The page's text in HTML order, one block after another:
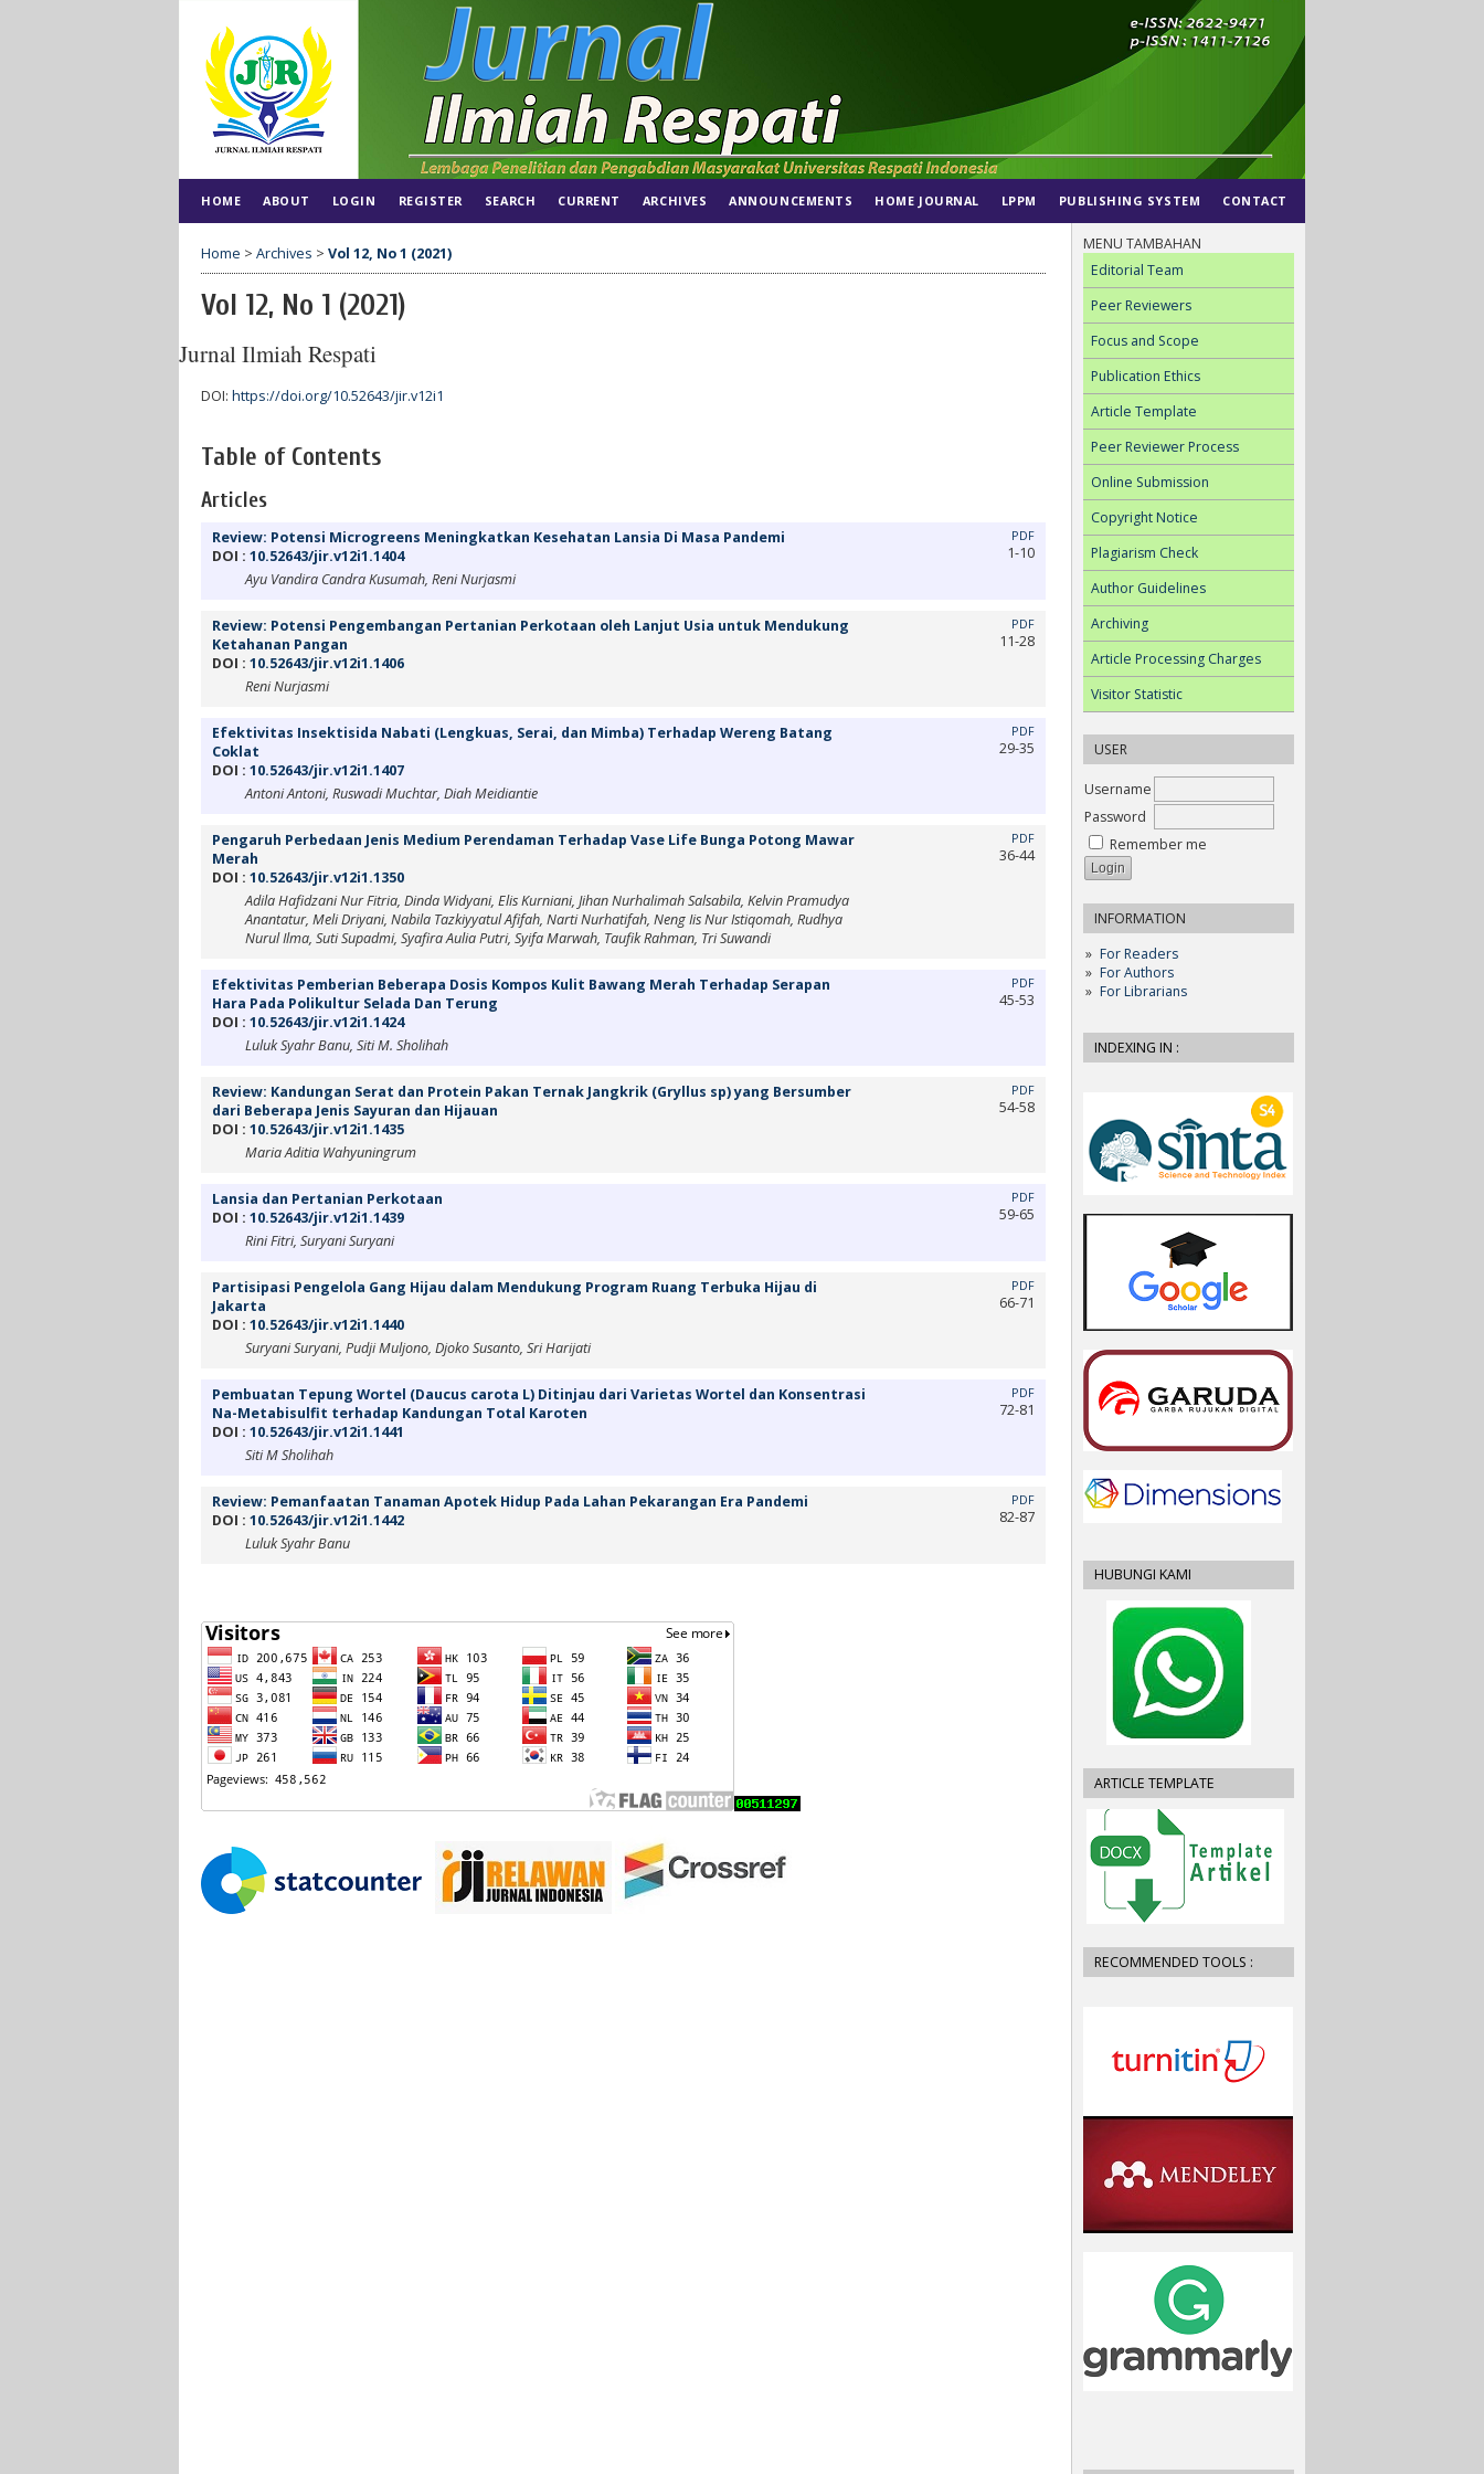
MENU TAMBAHAN
Editorial Team
Peer Reviewers
Focus and Scope
Publication Ethics
Article Template
Peer Reviewer Process
Online Submission
Copyright Notice
Plagiarism Check
Author Guidelines
Archiving
Article Processing Charges
Visitor Statistic
USER
Username
Password
Remember me
INFORMATION
For Readers
For Authors
For Librarians
INDEXING IN :
HUBUNGI KAMI
ARTICLE TEMPLATE
RECOMMENDED TOOLS :
HOME ABOUT LOGIN REGISTER SEARCH CURRENT ARCHIVES ANNOUNCEMENTS HOME JOURNAL LPPM PUBLISHING SYSTEM CONTACT
Home > Archives > Vol 12, No 1 (2021)
Vol 12, No 1 (2021)
Jurnal Ilmiah Respati
DOI: https://doi.org/10.52643/jir.v12i1
Table of Contents
Articles
Review: Potensi Microgreens Meningkatkan Kesehatan Lansia Di Masa Pandemi
DOI : 10.52643/jir.v12i1.1404
Ayu Vandira Candra Kusumah, Reni Nurjasmi
PDF
1-10
Review: Potensi Pengembangan Pertanian Perkotaan oleh Lanjut Usia untuk Mendukung
Ketahanan Pangan
DOI : 10.52643/jir.v12i1.1406
Reni Nurjasmi
PDF
11-28
Efektivitas Insektisida Nabati (Lengkuas, Serai, dan Mimba) Terhadap Wereng Batang
Coklat
DOI : 10.52643/jir.v12i1.1407
Antoni Antoni, Ruswadi Muchtar, Diah Meidiantie
PDF
29-35
Pengaruh Perbedaan Jenis Medium Perendaman Terhadap Vase Life Bunga Potong Mawar
Merah
DOI : 10.52643/jir.v12i1.1350
Adila Hafidzani Nur Fitria, Dinda Widyani, Elis Kurniani, Jihan Nurhalimah Salsabila, Kelvin Pramudya
Anantatur, Meli Driyani, Nabila Tazkiyyatul Afifah, Narti Nurhatifah, Neng Iis Nur Istiqomah, Rudhya
Nurul Ilma, Suti Supadmi, Syafira Aulia Putri, Syifa Marwah, Taufik Rahman, Tri Suwandi
PDF
36-44
Efektivitas Pemberian Beberapa Dosis Kompos Kulit Bawang Merah Terhadap Serapan
Hara Pada Polikultur Selada Dan Terung
DOI : 10.52643/jir.v12i1.1424
Luluk Syahr Banu, Siti M. Sholihah
PDF
45-53
Review: Kandungan Serat dan Protein Pakan Ternak Jangkrik (Gryllus sp) yang Bersumber
dari Beberapa Jenis Sayuran dan Hijauan
DOI : 10.52643/jir.v12i1.1435
Maria Aditia Wahyuningrum
PDF
54-58
Lansia dan Pertanian Perkotaan
DOI : 10.52643/jir.v12i1.1439
Rini Fitri, Suryani Suryani
PDF
59-65
Partisipasi Pengelola Gang Hijau dalam Mendukung Program Ruang Terbuka Hijau di
Jakarta
DOI : 10.52643/jir.v12i1.1440
Suryani Suryani, Pudji Muljono, Djoko Susanto, Sri Harijati
PDF
66-71
Pembuatan Tepung Wortel (Daucus carota L) Ditinjau dari Varietas Wortel dan Konsentrasi
Na-Metabisulfit terhadap Kandungan Total Karoten
DOI : 10.52643/jir.v12i1.1441
Siti M Sholihah
PDF
72-81
Review: Pemanfaatan Tanaman Apotek Hidup Pada Lahan Pekarangan Era Pandemi
DOI : 10.52643/jir.v12i1.1442
Luluk Syahr Banu
PDF
82-87